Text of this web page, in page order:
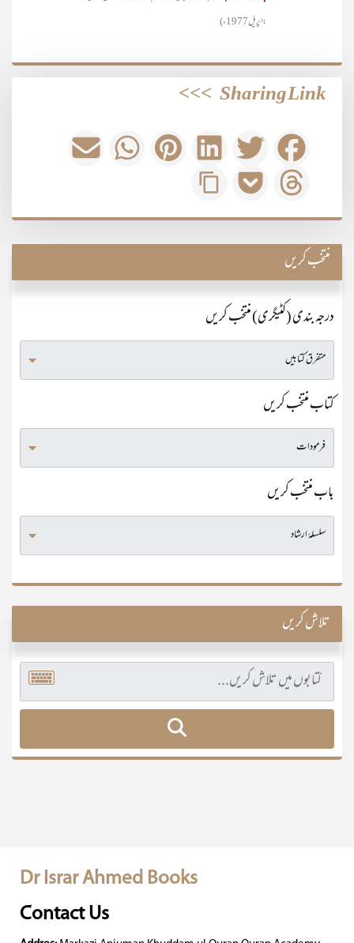
:اپریل 1977ء )
Sharing Link
>>>
منتخب کریں
درجہ بندی (کٹیگری) منتخب کریں
کتاب منتخب کریں
باب منتخب کریں
تلاش کریں
Dr Israr Ahmed Books
Contact Us